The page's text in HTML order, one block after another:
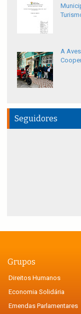
A
Seguidores
Grupos
Direitos Humanos
Economia Solidária
Emendas Parlamentares